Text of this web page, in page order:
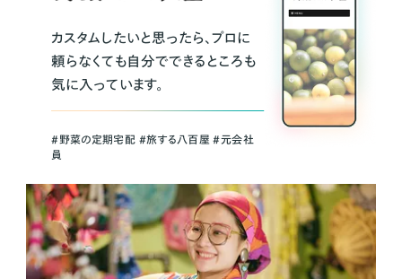
カスタムしたいと思ったら、プロに
頼らなくても自分でできるところも
気に入っています。
＃野菜の定期宅配 ＃旅する八百屋 ＃元会社
員